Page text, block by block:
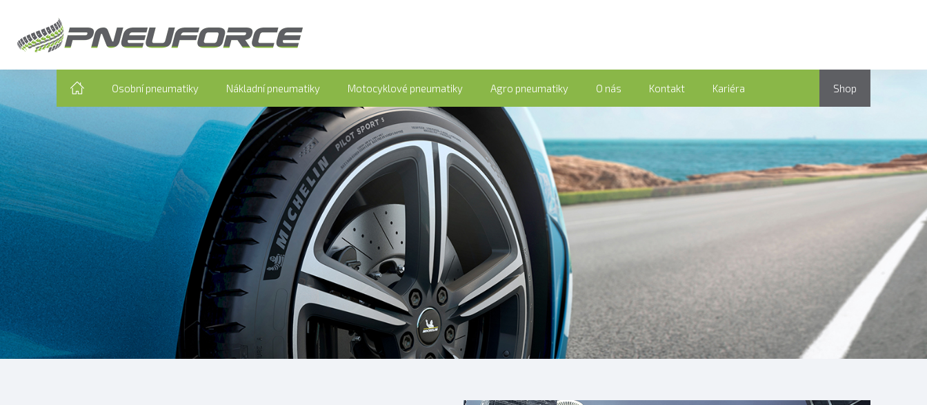
Osobní pneumatiky Nákladní pneumatiky Motocyklové pneumatiky Agro pneumatiky O nás Kontakt Kariéra Shop